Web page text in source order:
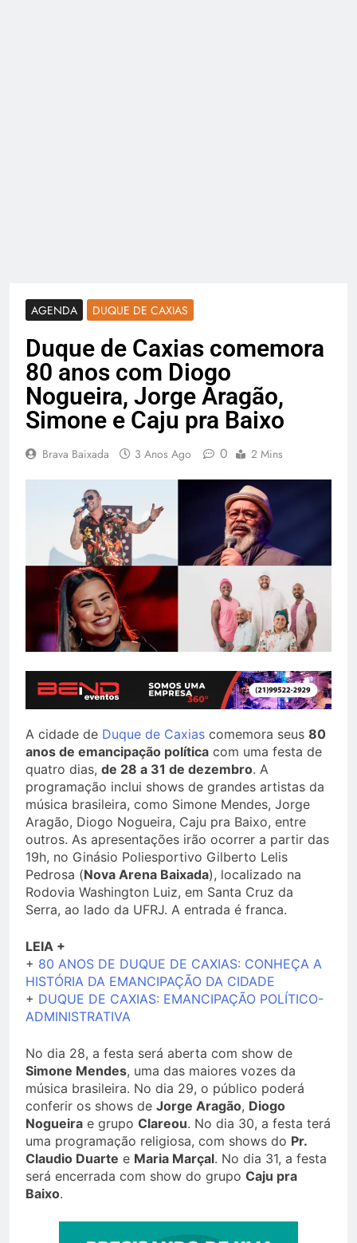
AGENDA DUQUE DE CAXIAS
Duque de Caxias comemora
80 anos com Diogo
Nogueira, Jorge Aragão,
Simone e Caju pra Baixo
Brava Baixada 3 Anos Ago 0 2 Mins
A cidade de Duque de Caxias comemora seus 80
anos de emancipação política com uma festa de
quatro dias, de 28 a 31 de dezembro. A
programação inclui shows de grandes artistas da
música brasileira, como Simone Mendes, Jorge
Aragão, Diogo Nogueira, Caju pra Baixo, entre
outros. As apresentações irão ocorrer a partir das
19h, no Ginásio Poliesportivo Gilberto Lelis
Pedrosa (Nova Arena Baixada), localizado na
Rodovia Washington Luiz, em Santa Cruz da
Serra, ao lado da UFRJ. A entrada é franca.
LEIA +
+ 80 ANOS DE DUQUE DE CAXIAS: CONHEÇA A
HISTÓRIA DA EMANCIPAÇÃO DA CIDADE
+ DUQUE DE CAXIAS: EMANCIPAÇÃO POLÍTICO-
ADMINISTRATIVA
No dia 28, a festa será aberta com show de
Simone Mendes, uma das maiores vozes da
música brasileira. No dia 29, o público poderá
conferir os shows de Jorge Aragão, Diogo
Nogueira e grupo Clareou. No dia 30, a festa terá
uma programação religiosa, com shows do Pr.
Claudio Duarte e Maria Marçal. No dia 31, a festa
será encerrada com show do grupo Caju pra
Baixo.